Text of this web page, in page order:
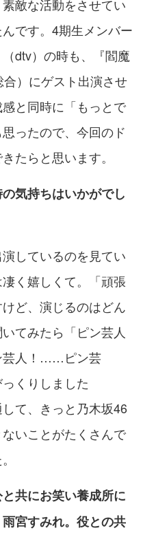
敵な活動をさせてい
です。4期生メンバー
dtv）の時も、『閻魔
）にゲスト出演させ
と同時に「もっとで
ったので、今回のド
たらと思います。
気持ちはいかがでし
しているのを見てい
く嬉しくて。「頑張
ど、演じるのはどん
てみたら「ピン芸人
芸人！……ピン芸
くりしました
て、きっと乃木坂46
いことがたくさんで
共にお笑い養成所に
宮すみれ。役との共